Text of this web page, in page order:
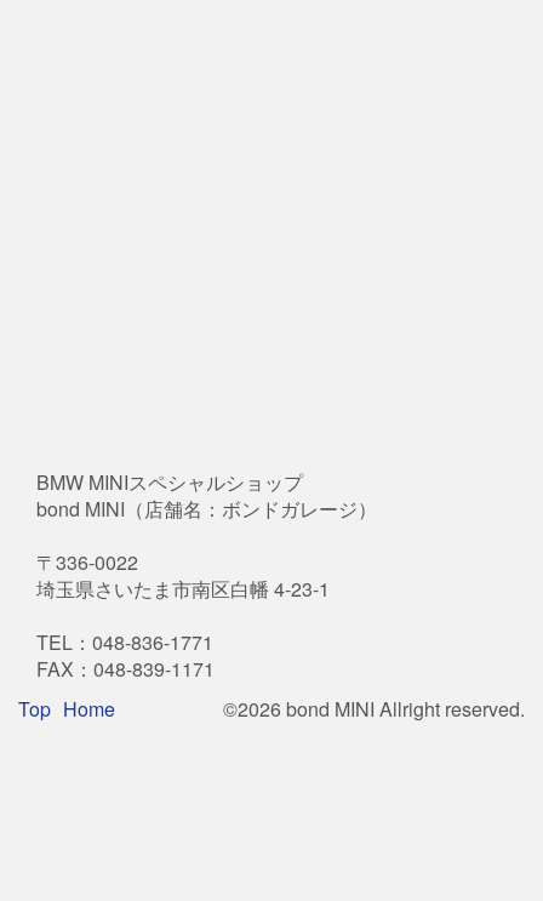
BMW MINIスペシャルショップ
bond MINI（店舗名：ボンドガレージ）
〒336-0022
埼玉県さいたま市南区白幡 4-23-1
TEL：048-836-1771
FAX：048-839-1171
Footer
Top Home ©2026 bond MINI Allright reserved.